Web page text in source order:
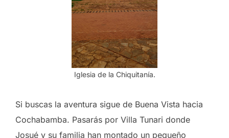
Iglesia de la Chiquitanía.
Si buscas la aventura sigue de Buena Vista hacia
Cochabamba. Pasarás por Villa Tunari donde
Josué y su familia han montado un pequeño